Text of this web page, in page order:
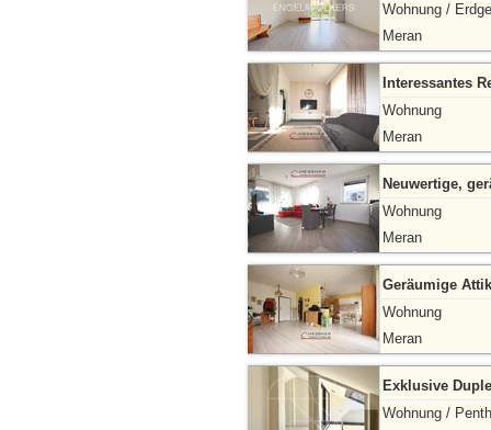
Wohnung /
Meran
Interessantes
Wohnung
Meran
Neuwertige,
Wohnung
Meran
Geräumige
Wohnung
Meran
Exklusive
Wohnung /